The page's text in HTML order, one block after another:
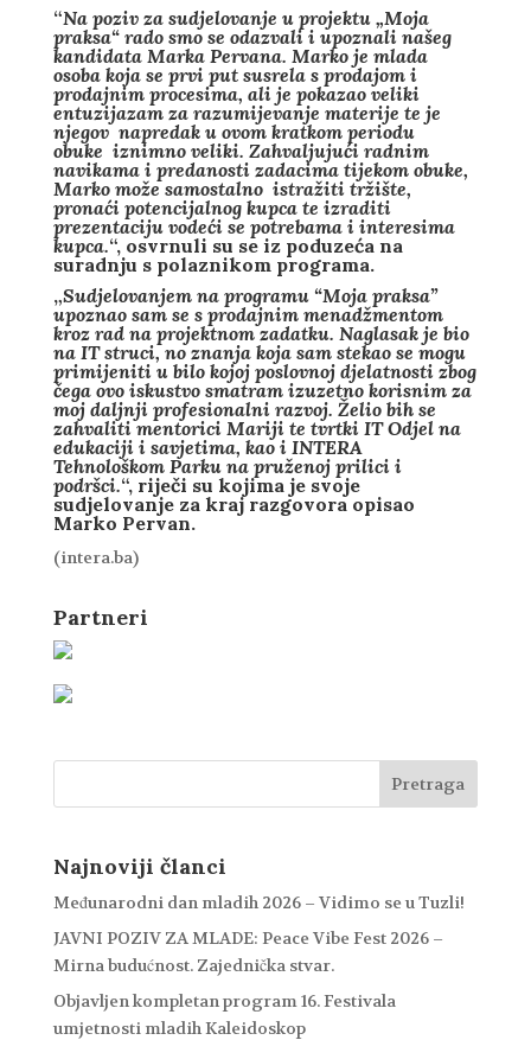
“Na poziv za sudjelovanje u projektu „Moja
praksa“ rado smo se odazvali i upoznali našeg
kandidata Marka Pervana. Marko je mlada
osoba koja se prvi put susrela s prodajom i
prodajnim procesima, ali je pokazao veliki
entuzijazam za razumijevanje materije te je
njegov napredak u ovom kratkom periodu
obuke iznimno veliki. Zahvaljujući radnim
navikama i predanosti zadacima tijekom obuke,
Marko može samostalno istražiti tržište,
pronaći potencijalnog kupca te izraditi
prezentaciju vodeći se potrebama i interesima
kupca.“, osvrnuli su se iz poduzeća na
suradnju s polaznikom programa.
„Sudjelovanjem na programu “Moja praksa”
upoznao sam se s prodajnim menadžmentom
kroz rad na projektnom zadatku. Naglasak je bio
na IT struci, no znanja koja sam stekao se mogu
primijeniti u bilo kojoj poslovnoj djelatnosti zbog
čega ovo iskustvo smatram izuzetno korisnim za
moj daljnji profesionalni razvoj. Želio bih se
zahvaliti mentorici Mariji te tvrtki IT Odjel na
edukaciji i savjetima, kao i INTERA
Tehnološkom Parku na pruženoj prilici i
podršci.“, riječi su kojima je svoje
sudjelovanje za kraj razgovora opisao
Marko Pervan.
(intera.ba)
Partneri
Najnoviji članci
Međunarodni dan mladih 2026 – Vidimo se u Tuzli!
JAVNI POZIV ZA MLADE: Peace Vibe Fest 2026 –
Mirna budućnost. Zajednička stvar.
Objavljen kompletan program 16. Festivala
umjetnosti mladih Kaleidoskop